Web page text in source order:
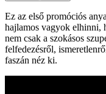
Ez az első promóciós
hajlamos vagyok elhinni,
nem csak a szokásos
felfedezésről,
faszán néz ki.